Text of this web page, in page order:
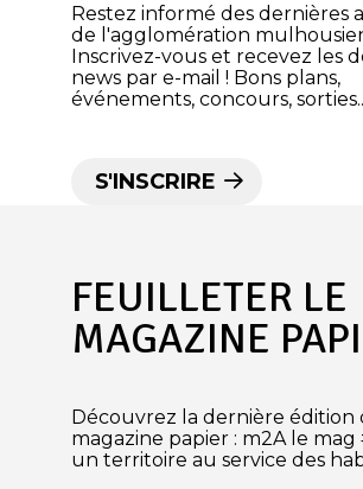
Restez informé des dernières
de l'agglomération
Inscrivez-vous et recevez les
news par e-mail ! Bons plans,
événements, concours,
S'INSCRIRE
FEUILLETER LE
MAGAZINE
Découvrez la dernière édition
magazine papier : m2A le mag
un territoire au service des